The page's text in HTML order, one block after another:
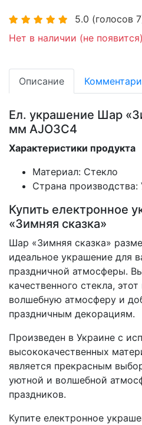
5.0 (голосов 7
Нет в наличии (не появится)
Описание
Ел. украшение Шар
мм AJO3C4
Характеристики продукта
Материал: Стекло
Страна производства:
Купить електронное
«Зимняя сказка»
Шар «Зимняя сказка»
идеальное украшение для
праздничной атмосферы.
качественного стекла,
волшебную атмосферу и
праздничным декорациям.
Произведен в Украине с
высококачественных
является прекрасным
уютной и волшебной
праздников.
Купите електронное